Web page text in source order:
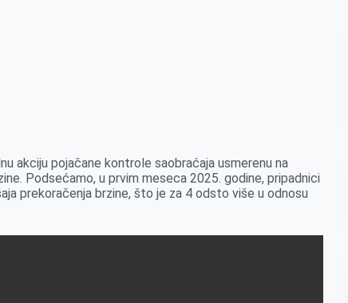
akciju pojačane kontrole saobraćaja usmerenu na
Podsećamo, u prvim meseca 2025. godine, pripadnici
prekoračenja brzine, što je za 4 odsto više u odnosu